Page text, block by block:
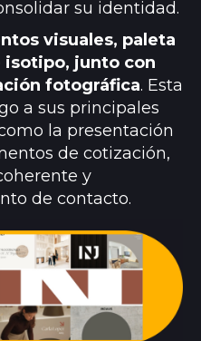
su identidad.
visuales, paleta
isotipo, junto con
fotográfica. Esta
a sus principales
la presentación
de cotización,
y
de contacto.